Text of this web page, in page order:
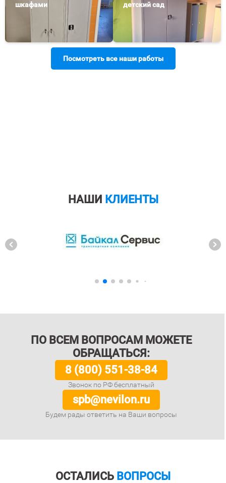
шкафами
детский сад
Посмотреть все наши работы
НАШИ КЛИЕНТЫ
ПО ВСЕМ ВОПРОСАМ МОЖЕТЕ
ОБРАЩАТЬСЯ:
8 (800) 551-38-84
Звонок по РФ бесплатный
spb@nevilon.ru
Будем рады ответить на Ваши вопросы
ОСТАЛИСЬ ВОПРОСЫ